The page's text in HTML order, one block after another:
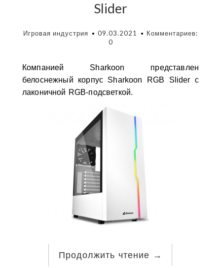
Slider
Игровая индустрия 09.03.2021
Комментариев:
0
Компанией Sharkoon представлен
белоснежный корпус Sharkoon RGB Slider с
лаконичной RGB-подсветкой.
Продолжить чтение →